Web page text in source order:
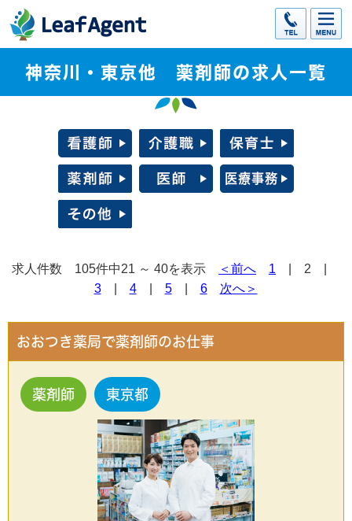
神奈川・東京他 薬剤師の求人一覧
求人件数 105件中21 ～ 40を表示 ＜前へ 1 | 2 |
3| 4| 5| 6 次へ＞
おおつき薬局で薬剤師のお仕事
薬剤師 東京都